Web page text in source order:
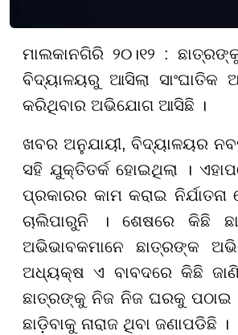
ମାଲକାନଗିରି ୨୦।୧୨ :
ବିଦ୍ୟାଳୟରୁ ଆସିଲା ସାଂଘାତିକ
କରିଥିବାର ଅଭିଯୋଗ ଆସିଛି ।
ଖବର ଅନୁଯାୟୀ, ବିଦ୍ୟାଳୟର
ସହି ଯୁକ୍ତିତର୍କ ହୋଇଥିଲା ।
ପ୍ରକାରର କାମ କରାଇ
ଚାଲିପାରୁନି । ଶେଷରେ କିଛି
ଅଭିଭାବକମାନେ ଛାତ୍ରଙ୍କ
ଅଧ୍ୟକ୍ଷ ଏ ବାବଦରେ କିଛି
ଛାତ୍ରଙ୍କୁ ନିଜ ନିଜ ଘରକୁ ପଠାଇ
ଛାଡ଼ିବାକୁ ନାରାଜ ଥିବା ଜଣାପଡିଛି ।